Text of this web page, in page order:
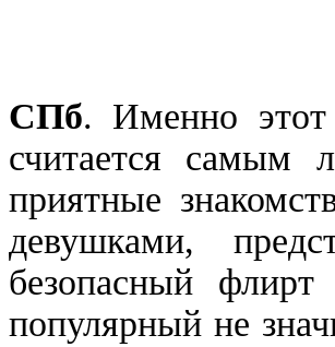
СПб. Именно этот
считается
приятные
девушками,
безопасный
популярный не